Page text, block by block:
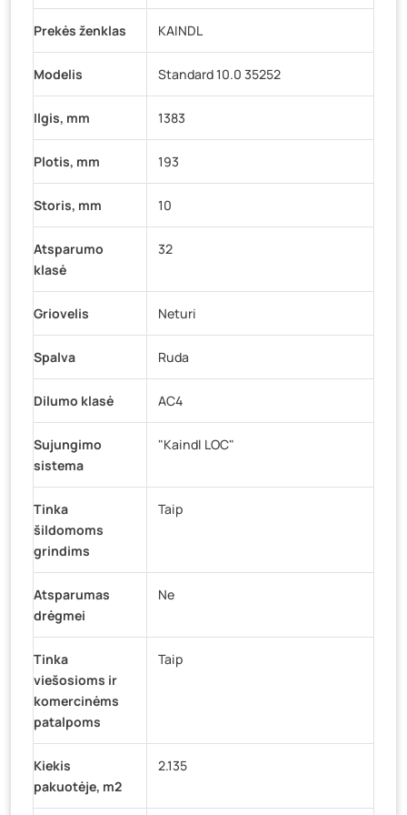
Prekės ženklas KAINDL
Modelis Standard 10.0 35252
Ilgis, mm 1383
Plotis, mm 193
Storis, mm 10
Atsparumo
klasė
32
Griovelis Neturi
Spalva Ruda
Dilumo klasė AC4
Sujungimo
sistema
"Kaindl LOC"
Tinka
šildomoms
grindims
Taip
Atsparumas
drėgmei
Ne
Tinka
viešosioms ir
komercinėms
patalpoms
Taip
Kiekis
pakuotėje, m2
2.135